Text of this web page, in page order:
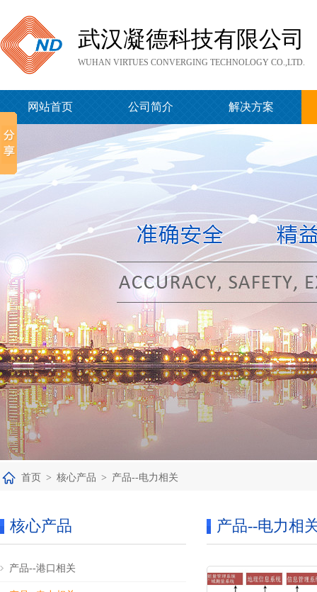
武汉凝德科技有限公司
WUHAN VIRTUES CONVERGING TECHNOLOGY CO.,LTD.
网站首页 公司简介 解决方案
首页 > 核心产品 > 产品--电力相关
核心产品
产品--港口相关
产品--电力相